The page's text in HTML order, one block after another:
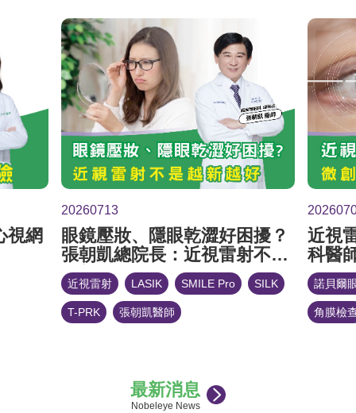
視網
20260713
眼鏡壓妝、隱眼乾澀好困擾？
張朝凱總院長：近視雷射不是
越新越好
近視雷射 LASIK SMILE Pro SILK
T-PRK 張朝凱醫師
近視
科醫
微創
諾貝爾
角膜檢
最新消息
Nobeleye News